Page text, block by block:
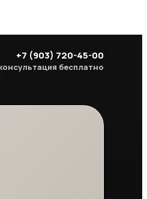
+7 (903) 720-45-00
бесплатно